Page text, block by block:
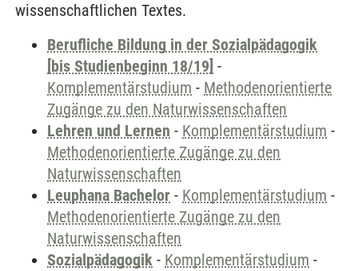
wissenschaftlichen Textes.
Berufliche Bildung in der Sozialpädagogik
[bis Studienbeginn 18/19] -
Komplementärstudium - Methodenorientierte
Zugänge zu den Naturwissenschaften
Lehren und Lernen - Komplementärstudium -
Methodenorientierte Zugänge zu den
Naturwissenschaften
Leuphana Bachelor - Komplementärstudium -
Methodenorientierte Zugänge zu den
Naturwissenschaften
Sozialpädagogik - Komplementärstudium -